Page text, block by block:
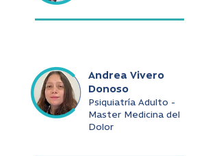
Andrea Vivero
Donoso
Psiquiatría Adulto -
Master Medicina del
Dolor